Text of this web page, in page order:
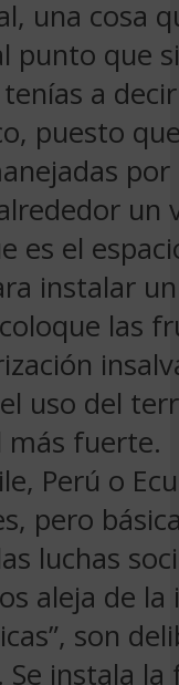
una cosa
punto que
a
puesto
un
es el
instalar
las
uso del
más fuerte.
Perú o
pero
luchas
aleja de la
son
instala la